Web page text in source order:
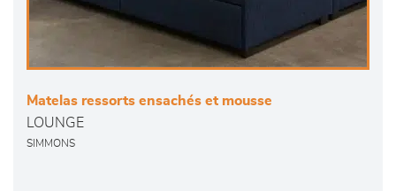
Matelas ressorts ensachés et mousse
LOUNGE
SIMMONS